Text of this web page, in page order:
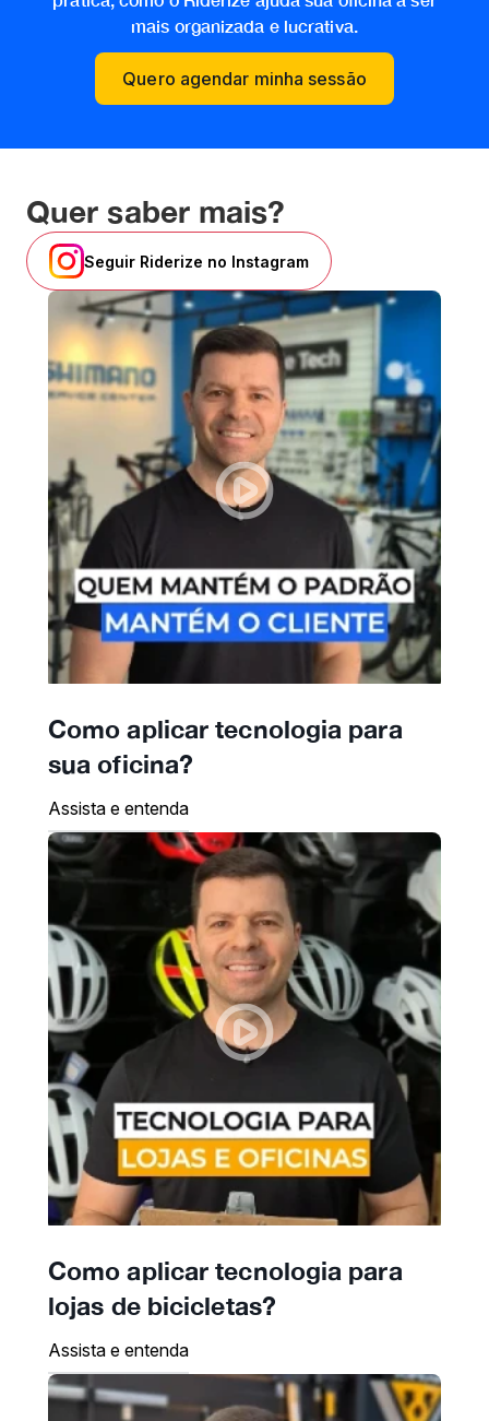
mais organizada e lucrativa.
Quero agendar minha sessão
Quer saber mais?
Seguir Riderize no Instagram
Como aplicar tecnologia para
sua oficina?
Assista e entenda
Como aplicar tecnologia para
lojas de bicicletas?
Assista e entenda